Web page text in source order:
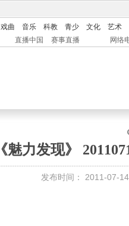
戏曲 音乐 科教 青少 文化
艺术
直播中国 赛事直播 网络
《魅力发现》
发布时间： 2011-07-